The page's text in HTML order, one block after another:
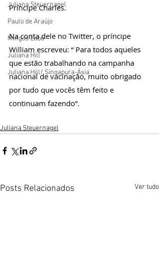
Juliana Steuernagel
Paulo de Araújo
Mingos Lobo
Juliana Hill
Juliana Hill/ Singapura-Ásia
Príncipe Charles.
Na conta dele no Twitter, o príncipe
William escreveu: “ Para todos aqueles
que estão trabalhando na campanha
nacional de vacinação, muito obrigado
por tudo que vocês têm feito e
continuam fazendo”.
Juliana Steuernagel
Posts Relacionados Ver tudo